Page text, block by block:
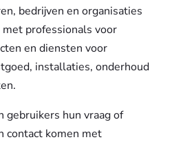
bedrijven en organisaties
professionals voor
en diensten voor
installaties, onderhoud
gebruikers hun vraag of
contact komen met